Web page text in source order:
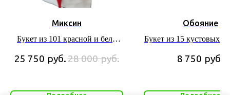
Миксин
Букет из 101 красной и бело
25 750 руб.28 000 руб.
Обояние
Букет из 15 кустовых
8 750 руб.